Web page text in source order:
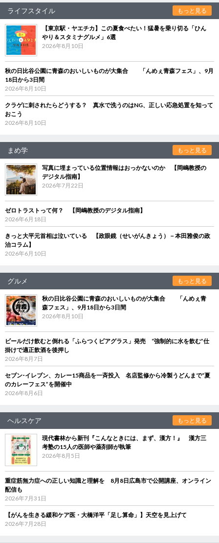
ライフスタイル もっと見る
【東京駅・ヤエチカ】この夏食べたい！猛暑を乗り切る「ひん
やり＆スタミナグルメ」6選
2026年8月10日
秋の日比谷公園に青森のおいしいものが大集合 「んめぇ青森フェス」、9月
18日から3日間
2026年8月10日
クラゲに刺されたらどうする？ 真水で洗うのはNG、正しい応急処置を知って
おこう
2026年8月10日
まめ学 もっと見る
写真に埋まっている位置情報はおっかないのか 【岡嶋教授の
デジタル指南】
2026年7月22日
ゼロトラストって何？ 【岡嶋教授のデジタル指南】
2026年6月18日
きっと大平元首相は泣いている 【政眼鏡（せいがんきょう）－本田雅俊の政
治コラム】
2026年6月10日
グルメ もっと見る
秋の日比谷公園に青森のおいしいものが大集合 「んめぇ青
森フェス」、9月18日から3日間
2026年8月10日
ビールだけ飲むと倒れる「ふらつくビアグラス」発売 “強制的に水を飲む”仕
掛けで適正飲酒を後押し
2026年8月7日
セブン‐イレブン、カレー15商品を一斉投入 名店監修から冷製うどんまで“夏
のカレーフェス”を開催中
2026年8月6日
ヘルスケア もっと見る
現代書林から新刊『こんなときには、まず、漢方！』 漢方三
考塾の15人の医師や薬剤師が執筆
2026年8月5日
重症筋無力症への正しい知識と理解を 8月8日広島市で公開講座、オンライン
配信も
2026年7月31日
【がんを生きる緩和ケア医・大橋洋平「足し算命」】天空を見上げて
2026年7月28日